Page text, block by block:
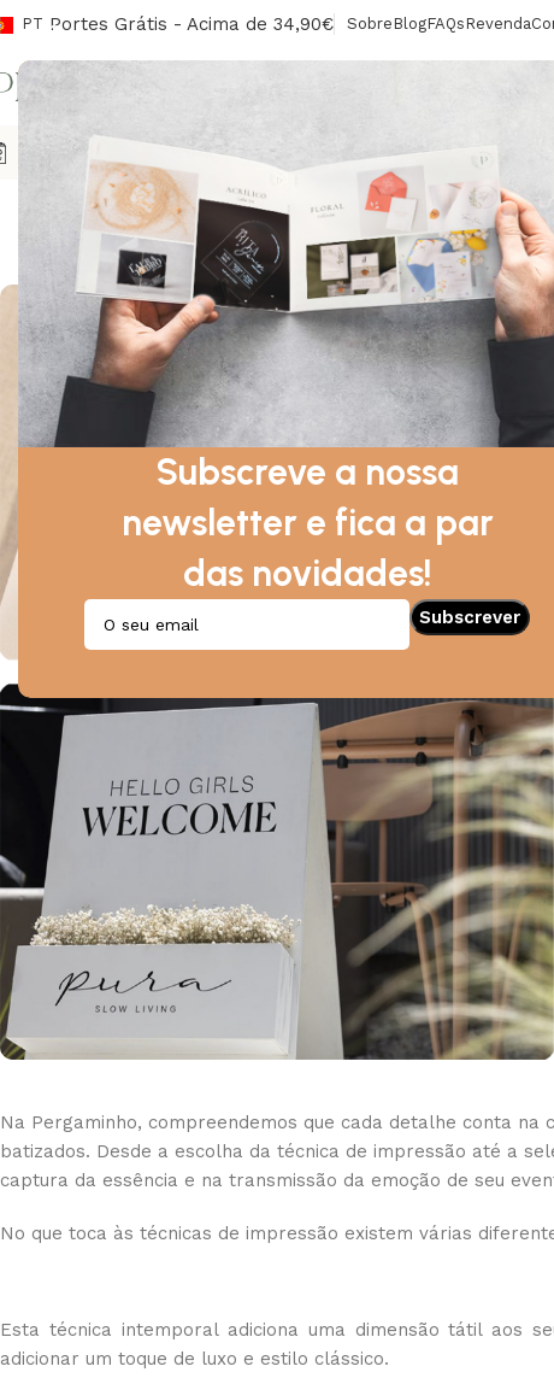
Subscreve a nossa
newsletter e fica a par
das novidades!
PT Portes Grátis - Acima de 34,90€ Sobre BlogFAQs Revenda
Agendas Envelopes/Lacres Livros De Honra
DESIGN
Tipos de Impressão e
Na Pergaminho, compreendemos que cada detalhe conta
batizados. Desde a escolha da técnica de impressão até a
captura da essência e na transmissão da emoção de seu
No que toca às técnicas de impressão existem várias
Esta técnica intemporal adiciona uma dimensão tátil aos
adicionar um toque de luxo e estilo clássico.